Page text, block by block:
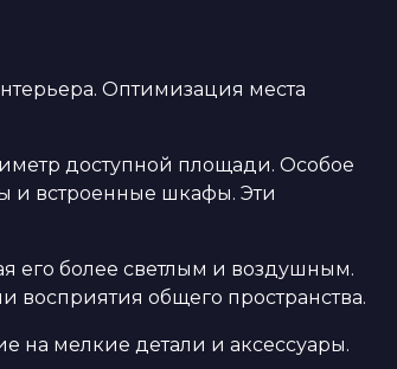
Оптимизация места
доступной площади. Особое
и встроенные шкафы. Эти
его более светлым и воздушным.
общего пространства.
на мелкие детали и аксессуары.